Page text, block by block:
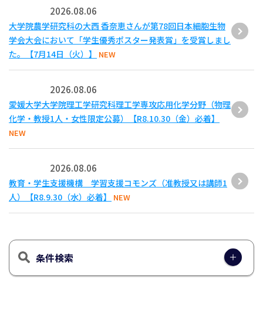
2026.08.06
大学院農学研究科の大西 香奈恵さんが第78回日本細胞生物
学会大会において「学生優秀ポスター発表賞」を受賞しまし
た。【7月14日（火）】
NEW
2026.08.06
愛媛大学大学院理工学研究科理工学専攻応用化学分野（物理
化学・教授1人・女性限定公募）【R8.10.30（金）必着】
NEW
2026.08.06
教育・学生支援機構 学習支援コモンズ（准教授又は講師1
人）【R8.9.30（水）必着】
NEW
条件検索